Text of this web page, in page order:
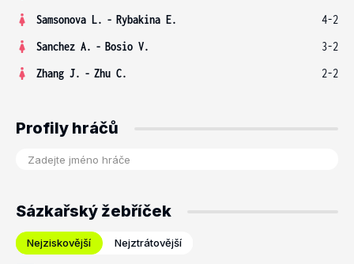
Samsonova L. - Rybakina E.
4-2
Sanchez A. - Bosio V.
3-2
Zhang J. - Zhu C. 2-2
Profily hráčů
Sázkařský žebříček
Nejziskovější Nejztrátovější